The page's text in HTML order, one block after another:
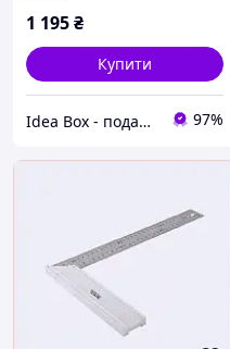
1 195₴
Купити
Idea Box - подарки для всей семьи 97%